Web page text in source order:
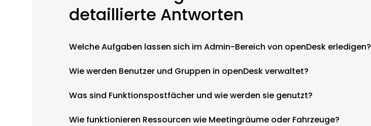
detaillierte Antworten
Welche Aufgaben lassen sich im Admin-Bereich von openDesk erledigen?
Wie werden Benutzer und Gruppen in openDesk verwaltet?
Was sind Funktionspostfächer und wie werden sie genutzt?
Wie funktionieren Ressourcen wie Meetingräume oder Fahrzeuge?